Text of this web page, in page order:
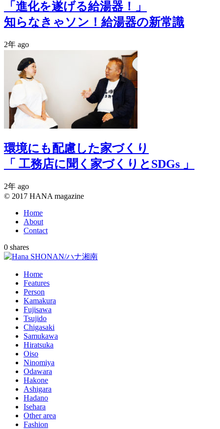
「進化を遂げる給湯器！」
知らなきゃソン！給湯器の新常識
2年 ago
環境にも配慮した家づくり
「 工務店に聞く家づくりとSDGs 」
2年 ago
© 2017 HANA magazine
Home
About
Contact
0 shares
Home
Features
Person
Kamakura
Fujisawa
Tsujido
Chigasaki
Samukawa
Hiratsuka
Oiso
Ninomiya
Odawara
Hakone
Ashigara
Hadano
Isehara
Other area
Fashion